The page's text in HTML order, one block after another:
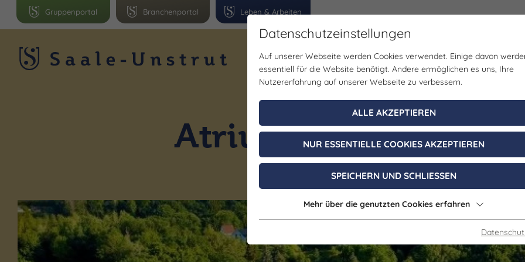
Leben & Arbeiten
Branchenportal
Gruppenportal
Region Erlebnisse Veranstaltungen Planen
Gastgeber | Gastronomie
Atrium Hotel
Osterfeld
Datenschutzeinstellungen
Auf unserer Webseite werden Cookies verwendet. Einige davon
essentiell für die Website benötigt. Andere ermöglichen es uns, Ihre
Nutzererfahrung auf unserer Webseite zu verbessern.
ALLE AKZEPTIEREN
NUR ESSENTIELLE COOKIES AKZEPTIEREN
SPEICHERN UND SCHLIESSEN
Mehr über die genutzten Cookies erfahren